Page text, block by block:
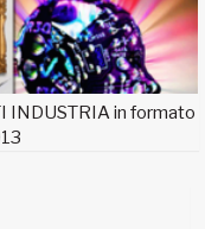
INDUSTRIA in formato